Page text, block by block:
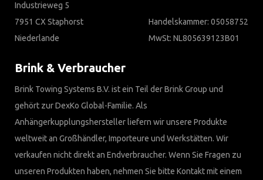
Industrieweg 5
7951 CX Staphorst
Niederlande
Handelskammer: 05058752
MwSt: NL805639123B01
Brink & Verbraucher
Brink Towing Systems B.V. ist ein Teil der Brink Group und
gehört zur DexKo Global-Familie. Als
Anhängerkupplungshersteller liefern wir unsere Produkte
weltweit an Großhändler, Importeure und Werkstätten. Wir
verkaufen nicht direkt an Endverbraucher. Wenn Sie Fragen zu
unseren Produkten haben, nehmen Sie bitte Kontakt mit einem